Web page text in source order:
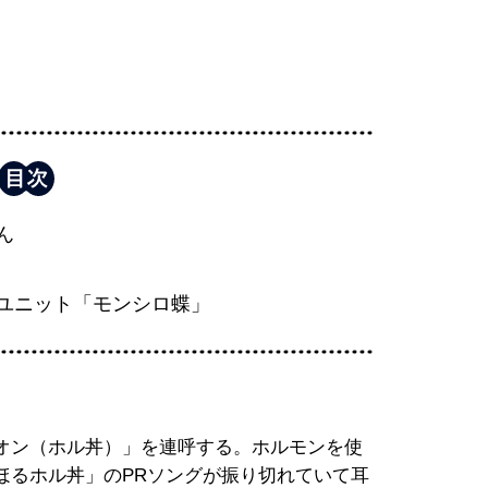
ニット「モンシロ蝶」
（ホル丼）」を連呼する。ホルモンを使
ホル丼」のPRソングが振り切れていて耳